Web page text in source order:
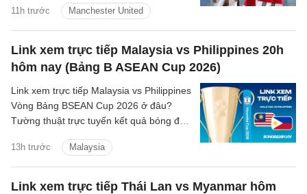
11h trước Manchester United
quả hòa.
Link xem trực tiếp Malaysia vs Philippines 20h
hôm nay (Bảng B ASEAN Cup 2026)
13h trước Malaysia
Link xem trực tiếp Malaysia vs Philippines
Vòng Bảng BSEAN Cup 2026 ở đâu?
Tường thuật trực tuyến kết quả bóng đá
sóng nào?
Link xem trực tiếp Thái Lan vs Myanmar hôm